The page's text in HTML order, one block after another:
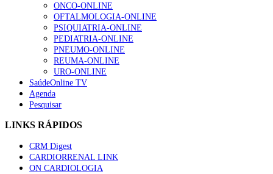
ONCO-ONLINE
OFTALMOLOGIA-ONLINE
PSIQUIATRIA-ONLINE
PEDIATRIA-ONLINE
PNEUMO-ONLINE
REUMA-ONLINE
URO-ONLINE
SaúdeOnline TV
Agenda
Pesquisar
LINKS RÁPIDOS
CRM Digest
CARDIORRENAL LINK
ON CARDIOLOGIA